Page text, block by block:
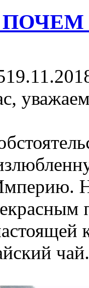
чай.